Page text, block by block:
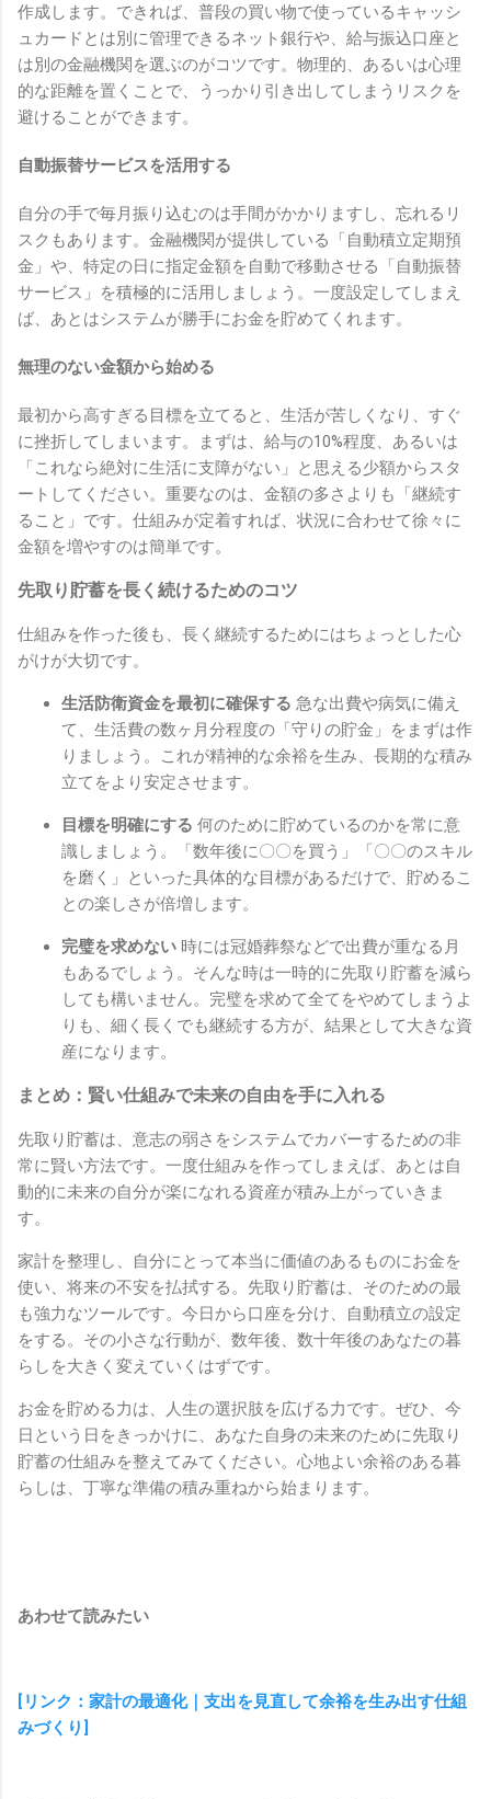
作成します。できれば、普段の買い物で使っているキャッシ
ュカードとは別に管理できるネット銀行や、給与振込口座と
は別の金融機関を選ぶのがコツです。物理的、あるいは心理
的な距離を置くことで、うっかり引き出してしまうリスクを
避けることができます。
自動振替サービスを活用する
自分の手で毎月振り込むのは手間がかかりますし、忘れるリ
スクもあります。金融機関が提供している「自動積立定期預
金」や、特定の日に指定金額を自動で移動させる「自動振替
サービス」を積極的に活用しましょう。一度設定してしまえ
ば、あとはシステムが勝手にお金を貯めてくれます。
無理のない金額から始める
最初から高すぎる目標を立てると、生活が苦しくなり、すぐ
に挫折してしまいます。まずは、給与の10%程度、あるいは
「これなら絶対に生活に支障がない」と思える少額からスタ
ートしてください。重要なのは、金額の多さよりも「継続す
ること」です。仕組みが定着すれば、状況に合わせて徐々に
金額を増やすのは簡単です。
先取り貯蓄を長く続けるためのコツ
仕組みを作った後も、長く継続するためにはちょっとした心
がけが大切です。
生活防衛資金を最初に確保する 急な出費や病気に備え
て、生活費の数ヶ月分程度の「守りの貯金」をまずは作
りましょう。これが精神的な余裕を生み、長期的な積み
立てをより安定させます。
目標を明確にする 何のために貯めているのかを常に意
識しましょう。「数年後に〇〇を買う」「〇〇のスキル
を磨く」といった具体的な目標があるだけで、貯めるこ
との楽しさが倍増します。
完璧を求めない 時には冠婚葬祭などで出費が重なる月
もあるでしょう。そんな時は一時的に先取り貯蓄を減ら
しても構いません。完璧を求めて全てをやめてしまうよ
りも、細く長くでも継続する方が、結果として大きな資
産になります。
まとめ：賢い仕組みで未来の自由を手に入れる
先取り貯蓄は、意志の弱さをシステムでカバーするための非
常に賢い方法です。一度仕組みを作ってしまえば、あとは自
動的に未来の自分が楽になれる資産が積み上がっていきま
す。
家計を整理し、自分にとって本当に価値のあるものにお金を
使い、将来の不安を払拭する。先取り貯蓄は、そのための最
も強力なツールです。今日から口座を分け、自動積立の設定
をする。その小さな行動が、数年後、数十年後のあなたの暮
らしを大きく変えていくはずです。
お金を貯める力は、人生の選択肢を広げる力です。ぜひ、今
日という日をきっかけに、あなた自身の未来のために先取り
貯蓄の仕組みを整えてみてください。心地よい余裕のある暮
らしは、丁寧な準備の積み重ねから始まります。
あわせて読みたい
[リンク：家計の最適化｜支出を見直して余裕を生み出す仕組
みづくり]